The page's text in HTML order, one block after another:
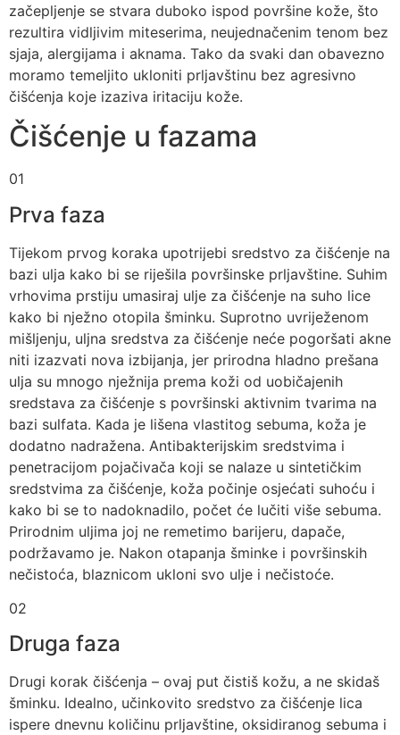
začepljenje se stvara duboko ispod površine kože, što
rezultira vidljivim miteserima, neujednačenim tenom bez
sjaja, alergijama i aknama. Tako da svaki dan obavezno
moramo temeljito ukloniti prljavštinu bez agresivno
čišćenja koje izaziva iritaciju kože.
Čišćenje u fazama
01
Prva faza
Tijekom prvog koraka upotrijebi sredstvo za čišćenje na
bazi ulja kako bi se riješila površinske prljavštine. Suhim
vrhovima prstiju umasiraj ulje za čišćenje na suho lice
kako bi nježno otopila šminku. Suprotno uvriježenom
mišljenju, uljna sredstva za čišćenje neće pogoršati akne
niti izazvati nova izbijanja, jer prirodna hladno prešana
ulja su mnogo nježnija prema koži od uobičajenih
sredstava za čišćenje s površinski aktivnim tvarima na
bazi sulfata. Kada je lišena vlastitog sebuma, koža je
dodatno nadražena. Antibakterijskim sredstvima i
penetracijom pojačivača koji se nalaze u sintetičkim
sredstvima za čišćenje, koža počinje osjećati suhoću i
kako bi se to nadoknadilo, počet će lučiti više sebuma.
Prirodnim uljima joj ne remetimo barijeru, dapače,
podržavamo je. Nakon otapanja šminke i površinskih
nečistoća, blaznicom ukloni svo ulje i nečistoće.
02
Druga faza
Drugi korak čišćenja – ovaj put čistiš kožu, a ne skidaš
šminku. Idealno, učinkovito sredstvo za čišćenje lica
ispere dnevnu količinu prljavštine, oksidiranog sebuma i